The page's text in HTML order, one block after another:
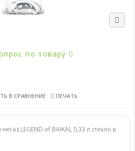
по товару
В СРАВНЕНИЕ ПЕЧАТЬ
LEGEND of BAIKAL 0,33 л стекло в